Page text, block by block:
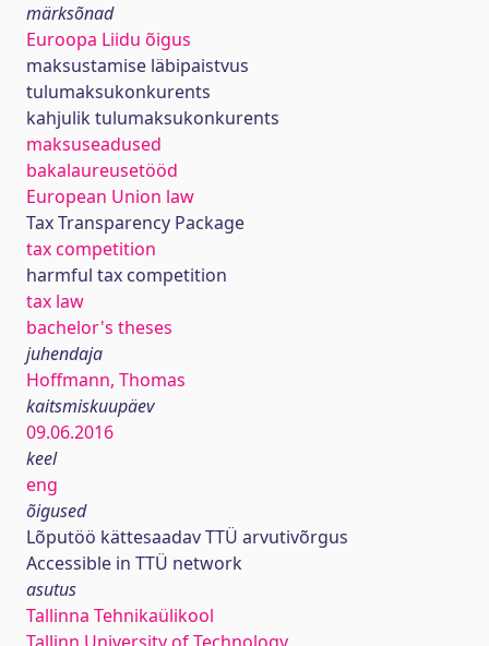
märksõnad
Euroopa Liidu õigus
maksustamise läbipaistvus
tulumaksukonkurents
kahjulik tulumaksukonkurents
maksuseadused
bakalaureusetööd
European Union law
Tax Transparency Package
tax competition
harmful tax competition
tax law
bachelor's theses
juhendaja
Hoffmann, Thomas
kaitsmiskuupäev
09.06.2016
keel
eng
õigused
Lõputöö kättesaadav TTÜ arvutivõrgus
Accessible in TTÜ network
asutus
Tallinna Tehnikaülikool